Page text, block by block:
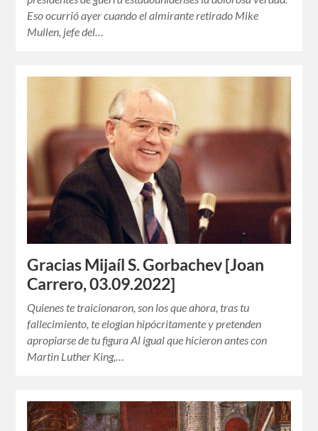
Eso ocurrió ayer cuando el almirante retirado Mike
Mullen, jefe del…
Gracias Mijaíl S. Gorbachev [Joan
Carrero, 03.09.2022]
Quienes te traicionaron, son los que ahora, tras tu
fallecimiento, te elogian hipócritamente y pretenden
apropiarse de tu figura Al igual que hicieron antes con
Martin Luther King,…